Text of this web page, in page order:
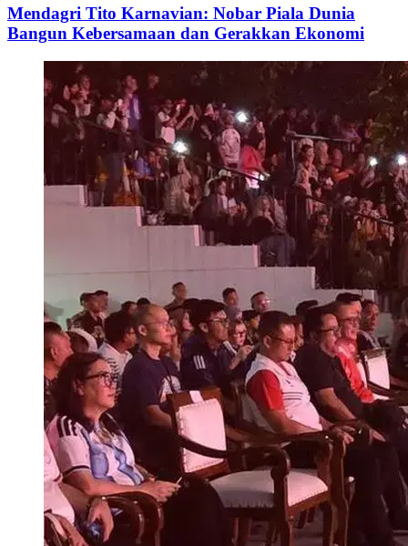
Mendagri Tito Karnavian: Nobar Piala Dunia
Bangun Kebersamaan dan Gerakkan Ekonomi